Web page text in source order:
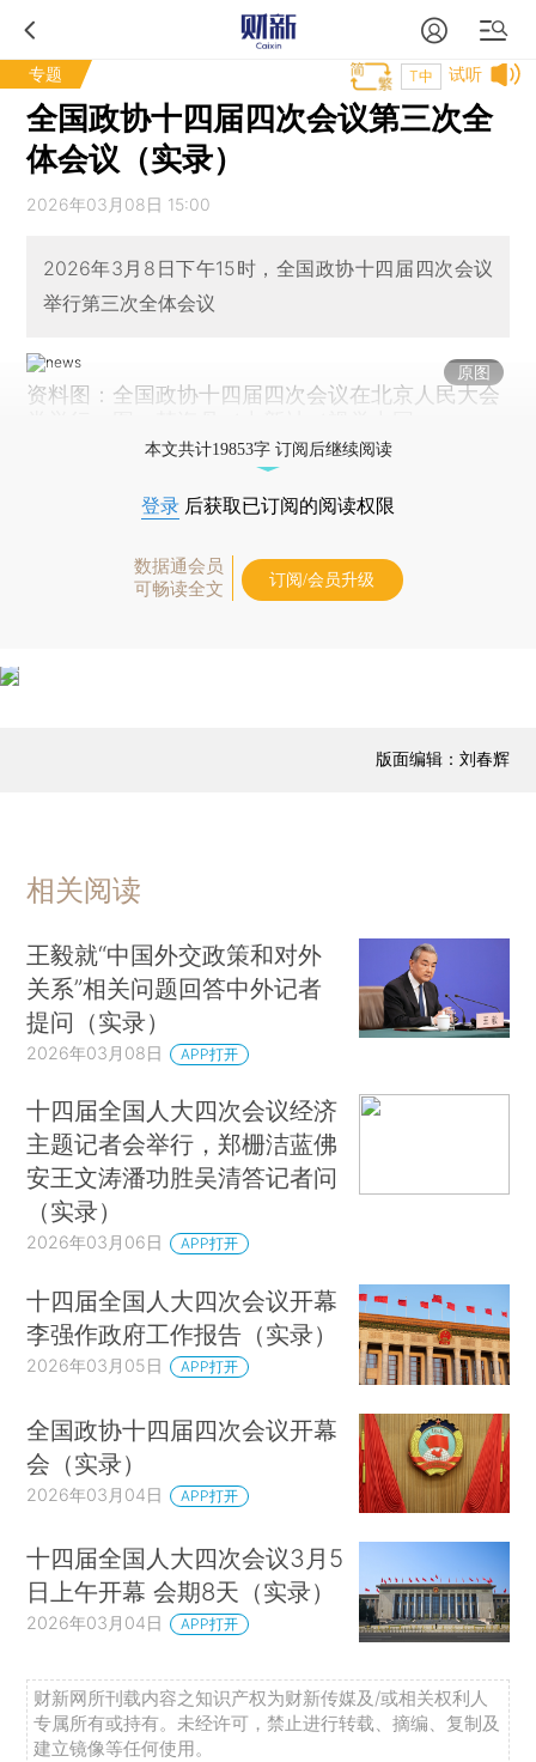
专题 试听
T中
全国政协十四届四次会议第三次全
体会议（实录）
2026年03月08日 15:00
2026年3月8日下午15时，全国政协十四届四次会议
举行第三次全体会议
原图
资料图：全国政协十四届四次会议在北京人民大会
本文共计19853字 订阅后继续阅读
登录 后获取已订阅的阅读权限
数据通会员
可畅读全文
订阅/会员升级
版面编辑：刘春辉
相关阅读
王毅就“中国外交政策和对外
关系”相关问题回答中外记者
提问（实录）
2026年03月08日 APP打开
十四届全国人大四次会议经济
主题记者会举行，郑栅洁蓝佛
安王文涛潘功胜吴清答记者问
（实录）
2026年03月06日 APP打开
十四届全国人大四次会议开幕
李强作政府工作报告（实录）
2026年03月05日 APP打开
全国政协十四届四次会议开幕
会（实录）
2026年03月04日 APP打开
十四届全国人大四次会议3月5
日上午开幕 会期8天（实录）
2026年03月04日 APP打开
财新网所刊载内容之知识产权为财新传媒及/或相关权利人
专属所有或持有。未经许可，禁止进行转载、摘编、复制及
建立镜像等任何使用。